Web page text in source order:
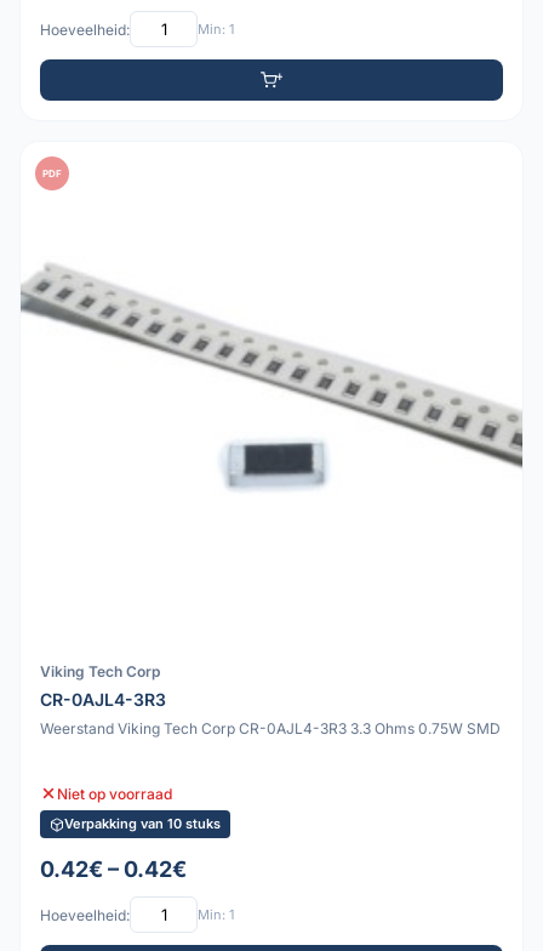
Hoeveelheid: Min: 1
PDF
Viking Tech Corp
CR-0AJL4-3R3
Weerstand Viking Tech Corp CR-0AJL4-3R3 3.3 Ohms 0.75W SMD
Niet op voorraad
Verpakking van 10 stuks
0.42€ – 0.42€
Hoeveelheid: Min: 1